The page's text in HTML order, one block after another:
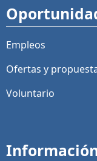
Empleos
Ofertas y
Voluntario